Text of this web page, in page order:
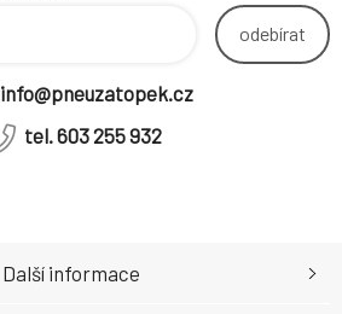
odebírat
info@pneuzatopek.cz
tel. 603 255 932
Další informace